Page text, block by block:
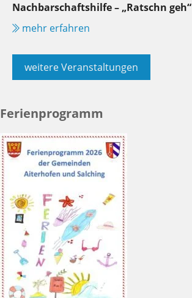
Nachbarschaftshilfe – „Ratschn geh“
mehr erfahren
weitere Veranstaltungen
Ferienprogramm